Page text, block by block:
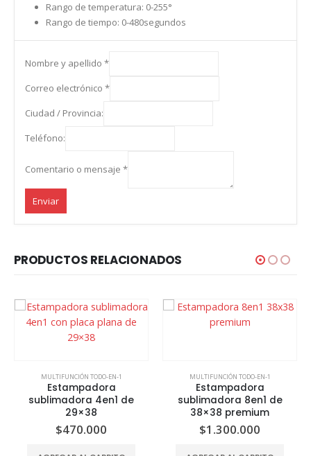
Rango de temperatura: 0-255°
Rango de tiempo: 0-480segundos
Nombre y apellido *
Correo electrónico *
Ciudad / Provincia:
Teléfono:
Comentario o mensaje *
Enviar
PRODUCTOS RELACIONADOS
MULTIFUNCIÓN TODO-EN-1
Estampadora
sublimadora 8en1 de
38×38 premium
$1.300.000
MULTIFUNCIÓN TODO-EN-1
Estampadora
sublimadora 12en1
40×60
$1.650.000